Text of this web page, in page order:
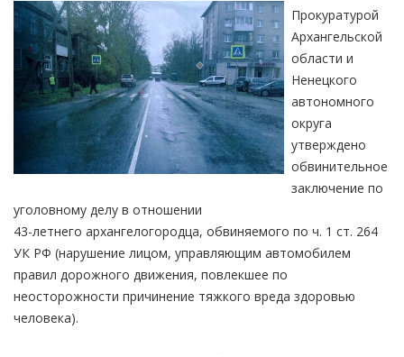
Прокуратурой
Архангельской
области и
Ненецкого
автономного
округа
утверждено
обвинительное
заключение по
уголовному делу в отношении
43-летнего архангелогородца, обвиняемого по ч. 1 ст. 264
УК РФ (нарушение лицом, управляющим автомобилем
правил дорожного движения, повлекшее по
неосторожности причинение тяжкого вреда здоровью
человека).